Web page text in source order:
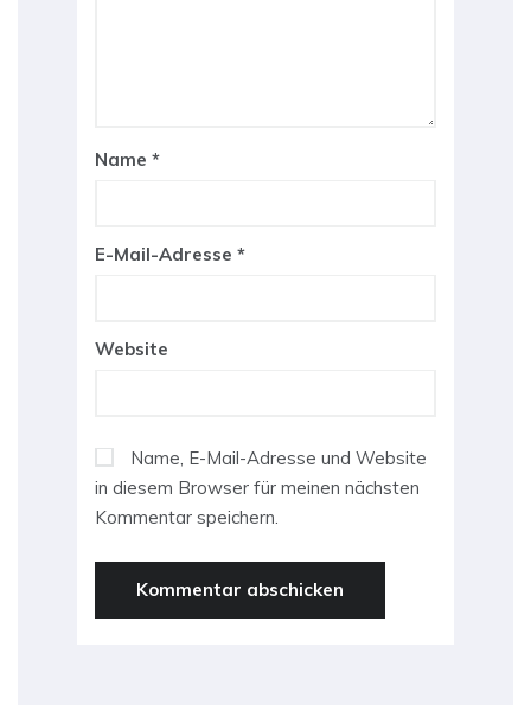
Name *
E-Mail-Adresse *
Website
Name, E-Mail-Adresse und Website
in diesem Browser für meinen nächsten
Kommentar speichern.